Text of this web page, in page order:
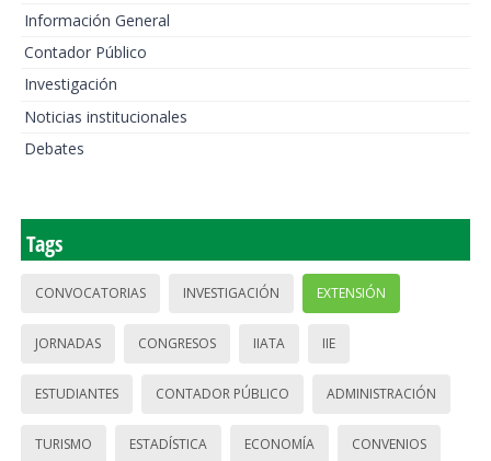
Información General
Contador Público
Investigación
Noticias institucionales
Debates
Tags
CONVOCATORIAS INVESTIGACIÓN EXTENSIÓN
JORNADAS CONGRESOS IIATA IIE
ESTUDIANTES CONTADOR PÚBLICO ADMINISTRACIÓN
TURISMO ESTADÍSTICA ECONOMÍA CONVENIOS